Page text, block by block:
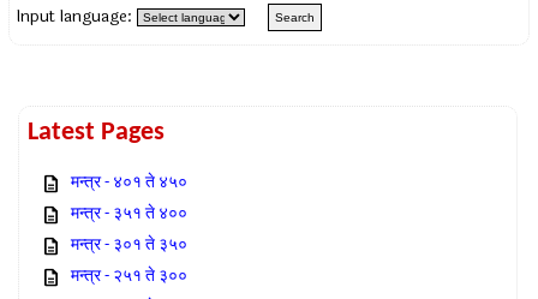
Input language:
Latest Pages
मन्त्र - ४०१ ते ४५०
मन्त्र - ३५१ ते ४००
मन्त्र - ३०१ ते ३५०
मन्त्र - २५१ ते ३००